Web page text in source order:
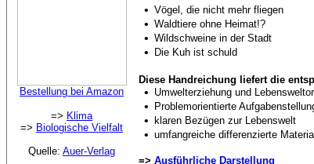
Bestellung bei Amazon
=> Klima
=> Biologische Vielfalt
Quelle: Auer-Verlag
• Vögel, die nicht mehr fliegen
• Waldtiere ohne Heimat!?
• Wildschweine in der Stadt
• Die Kuh ist schuld
Diese Handreichung liefert die
• Umwelterziehung und
• Problemorientierte
• klaren Bezügen zur Lebenswelt
• umfangreiche differenzierte
=> Ausführliche Darstellung